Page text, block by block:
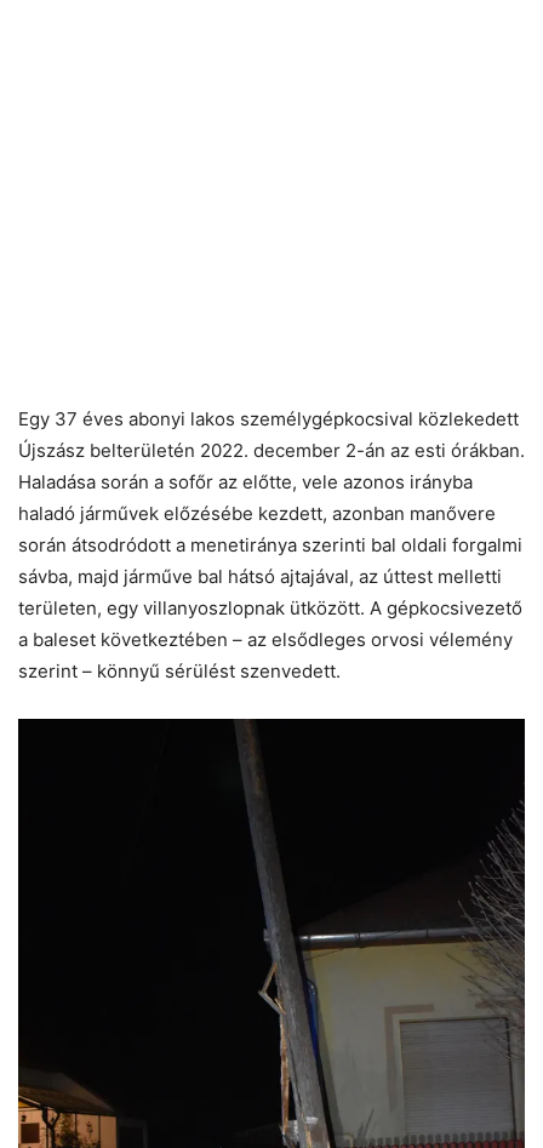
Egy 37 éves abonyi lakos személygépkocsival közlekedett
Újszász belterületén 2022. december 2-án az esti órákban.
Haladása során a sofőr az előtte, vele azonos irányba
haladó járművek előzésébe kezdett, azonban manővere
során átsodródott a menetiránya szerinti bal oldali forgalmi
sávba, majd járműve bal hátsó ajtajával, az úttest melletti
területen, egy villanyoszlopnak ütközött. A gépkocsivezető
a baleset következtében – az elsődleges orvosi vélemény
szerint – könnyű sérülést szenvedett.